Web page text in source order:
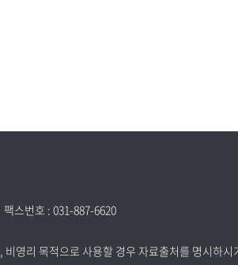
팩스번호 : 031-887-6620
영리 목적으로 사용할 경우 자료출처를 명시하시